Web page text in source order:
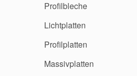
Profilbleche
Lichtplatten
Profilplatten
Massivplatten